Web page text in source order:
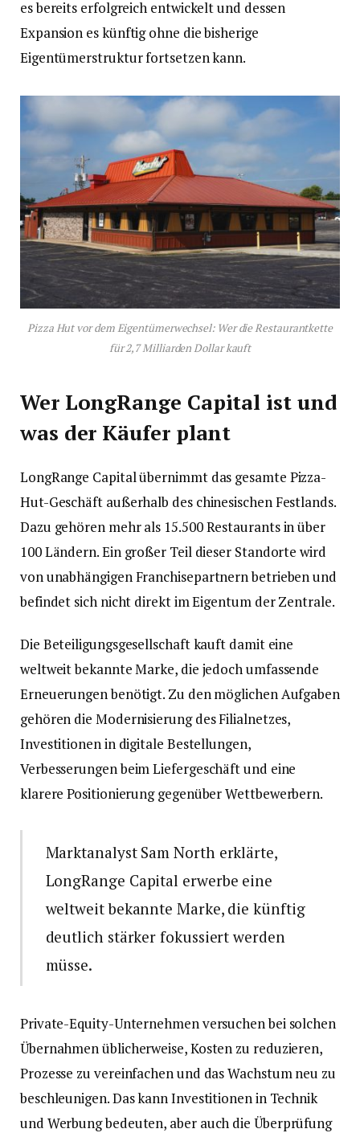
es bereits erfolgreich entwickelt und dessen
Expansion es künftig ohne die bisherige
Eigentümerstruktur fortsetzen kann.
Pizza Hut vor dem Eigentümerwechsel: Wer die Restaurantkette
für 2,7 Milliarden Dollar kauft
Wer LongRange Capital ist und
was der Käufer plant
LongRange Capital übernimmt das gesamte Pizza-
Hut-Geschäft außerhalb des chinesischen Festlands.
Dazu gehören mehr als 15.500 Restaurants in über
100 Ländern. Ein großer Teil dieser Standorte wird
von unabhängigen Franchisepartnern betrieben und
befindet sich nicht direkt im Eigentum der Zentrale.
Die Beteiligungsgesellschaft kauft damit eine
weltweit bekannte Marke, die jedoch umfassende
Erneuerungen benötigt. Zu den möglichen Aufgaben
gehören die Modernisierung des Filialnetzes,
Investitionen in digitale Bestellungen,
Verbesserungen beim Liefergeschäft und eine
klarere Positionierung gegenüber Wettbewerbern.
Marktanalyst Sam North erklärte,
LongRange Capital erwerbe eine
weltweit bekannte Marke, die künftig
deutlich stärker fokussiert werden
müsse.
Private-Equity-Unternehmen versuchen bei solchen
Übernahmen üblicherweise, Kosten zu reduzieren,
Prozesse zu vereinfachen und das Wachstum neu zu
beschleunigen. Das kann Investitionen in Technik
und Werbung bedeuten, aber auch die Überprüfung